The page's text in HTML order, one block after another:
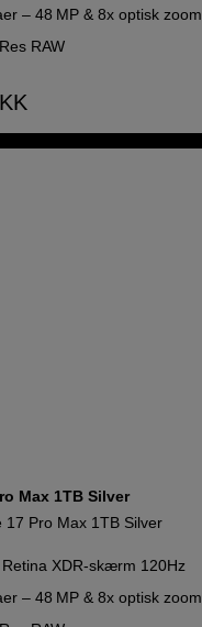
– 48 MP & 8x optisk zoom
RAW
Max 1TB Silver
17 Pro Max 1TB Silver
XDR-skærm 120Hz
– 48 MP & 8x optisk zoom